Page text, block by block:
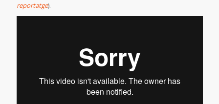
reportatge).